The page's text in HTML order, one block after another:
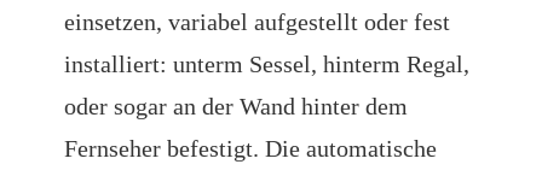
einsetzen, variabel aufgestellt oder fest
installiert: unterm Sessel, hinterm Regal,
oder sogar an der Wand hinter dem
Fernseher befestigt. Die automatische